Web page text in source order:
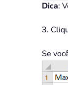
Dica:
3.
Se